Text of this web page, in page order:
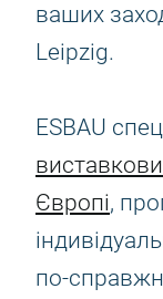
ваших
Leipzig.
ESBAU
Європі,
по-